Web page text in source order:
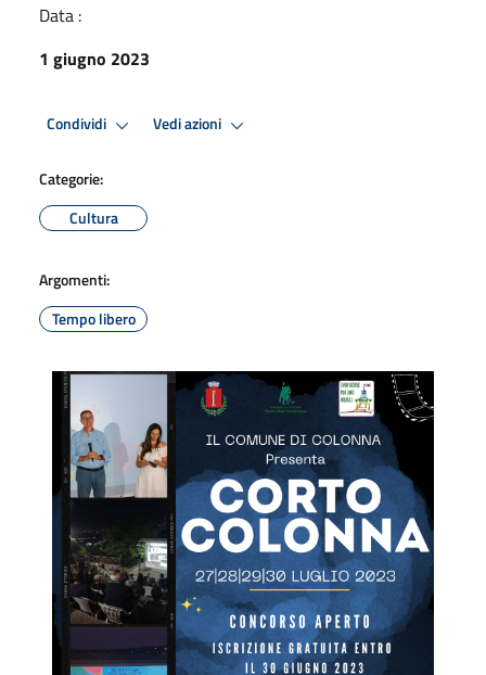
Data :
1 giugno 2023
Condividi Vedi azioni
Categorie:
Cultura
Argomenti:
Tempo libero